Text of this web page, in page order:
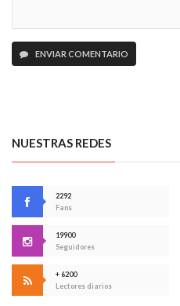
ENVIAR COMENTARIO
NUESTRAS REDES
2292
Fans
19900
Seguidores
+ 6200
Lectores diarios